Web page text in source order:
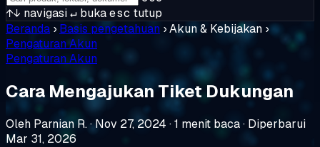
↑↓ navigasi↵ bukaesc tutup
Beranda › Basis pengetahuan ›Akun & Kebijakan ›
Pengaturan Akun
Pengaturan Akun
Cara Mengajukan Tiket Dukungan
Oleh Parnian R.·Nov 27, 2024 ·1 menit baca· Diperbarui
Mar 31, 2026